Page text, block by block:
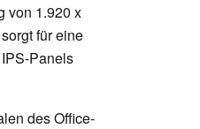
von 1.920 x
für eine
Panels
des Office-